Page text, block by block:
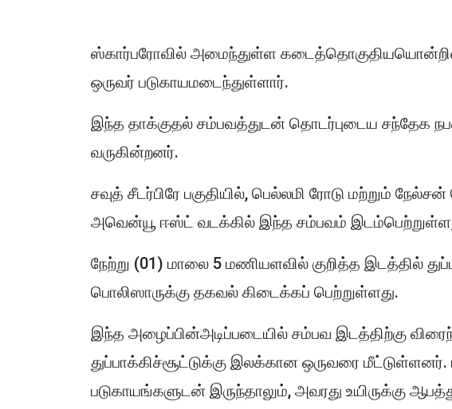
ஸ்கார்பரோவில் அமைந்துள்ள கடைத்தொகுதியயொன்றில்
ஒருவர் படுகாயமடைந்துள்ளார்.
இந்த தாக்குதல் சம்பவத்துடன் தொடர்புடைய சந்தேக
வருகின்றனர்.
சவுத் சீடர்பிரே பகுதியில், பெல்லமி ரோடு மற்றும்
அவென்யூ ஈஸ்ட் வடக்கில் இந்த சம்பவம்
நேற்று (01) மாலை 5 மணியளவில் குறித்த இடத்தில்
பொலிஸாருக்கு தகவல் கிடைக்கப் பெற்றுள்ளது.
இந்த அழைப்பின்அடிப்படையில் சம்பவ இடத்திற்கு
துப்பாக்கிச்சூட்டுக்கு இலக்கான ஒருவரை மீட்டுள்ளனர்.
படுகாயங்களுடன் இருந்தாலும், அவரது உயிருக்கு